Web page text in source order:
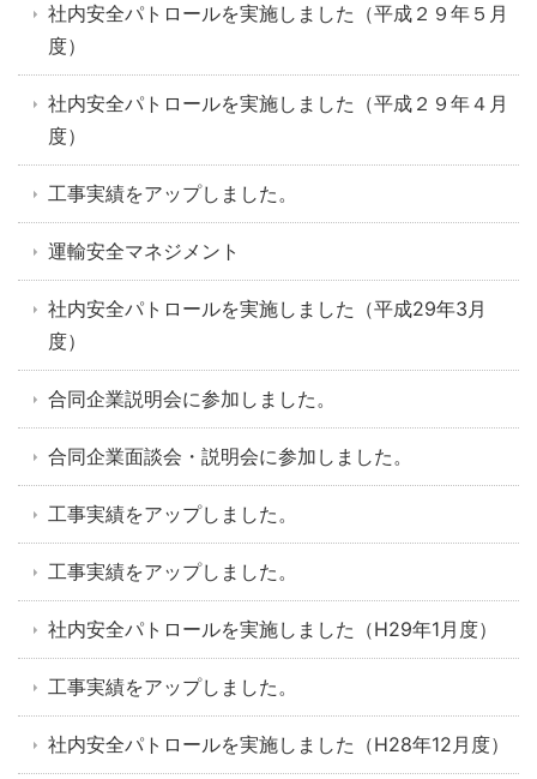
社内安全パトロールを実施しました（平成２９年５月
度）
社内安全パトロールを実施しました（平成２９年４月
度）
工事実績をアップしました。
運輸安全マネジメント
社内安全パトロールを実施しました（平成29年3月
度）
合同企業説明会に参加しました。
合同企業面談会・説明会に参加しました。
工事実績をアップしました。
工事実績をアップしました。
社内安全パトロールを実施しました（H29年1月度）
工事実績をアップしました。
社内安全パトロールを実施しました（H28年12月度）